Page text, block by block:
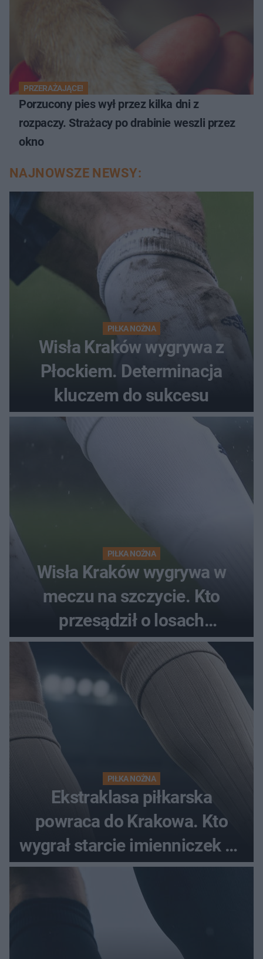
PRZERAŻAJĄCE!
Porzucony pies wył przez kilka dni z
rozpaczy. Strażacy po drabinie weszli przez
okno
NAJNOWSZE NEWSY:
PIŁKA NOŻNA
Wisła Kraków wygrywa z
Płockiem. Determinacja
kluczem do sukcesu
PIŁKA NOŻNA
Wisła Kraków wygrywa w
meczu na szczycie. Kto
przesądził o losach
spotkania?
PIŁKA NOŻNA
Ekstraklasa piłkarska
powraca do Krakowa. Kto
wygrał starcie imienniczek na
pełnym stadionie